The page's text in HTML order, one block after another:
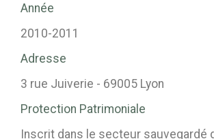
Année
2010-2011
Adresse
3 rue Juiverie - 69005 Lyon
Protection Patrimoniale
Inscrit dans le secteur sauvegardé